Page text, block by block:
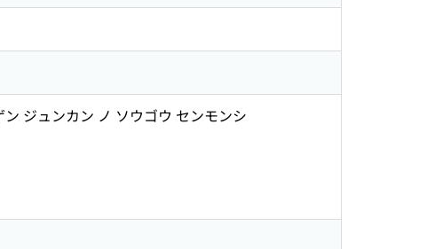
ジュンカン ノ ソウゴウ センモンシ